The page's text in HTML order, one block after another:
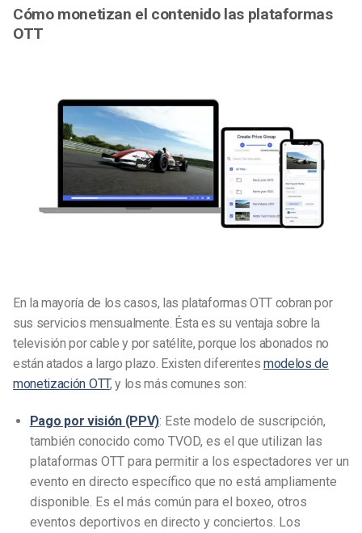
Cómo monetizan el contenido las plataformas
OTT
En la mayoría de los casos, las plataformas OTT cobran por
sus servicios mensualmente. Ésta es su ventaja sobre la
televisión por cable y por satélite, porque los abonados no
están atados a largo plazo. Existen diferentes modelos de
monetización OTT, y los más comunes son:
Pago por visión (PPV): Este modelo de suscripción,
también conocido como TVOD, es el que utilizan las
plataformas OTT para permitir a los espectadores ver un
evento en directo específico que no está ampliamente
disponible. Es el más común para el boxeo, otros
eventos deportivos en directo y conciertos. Los